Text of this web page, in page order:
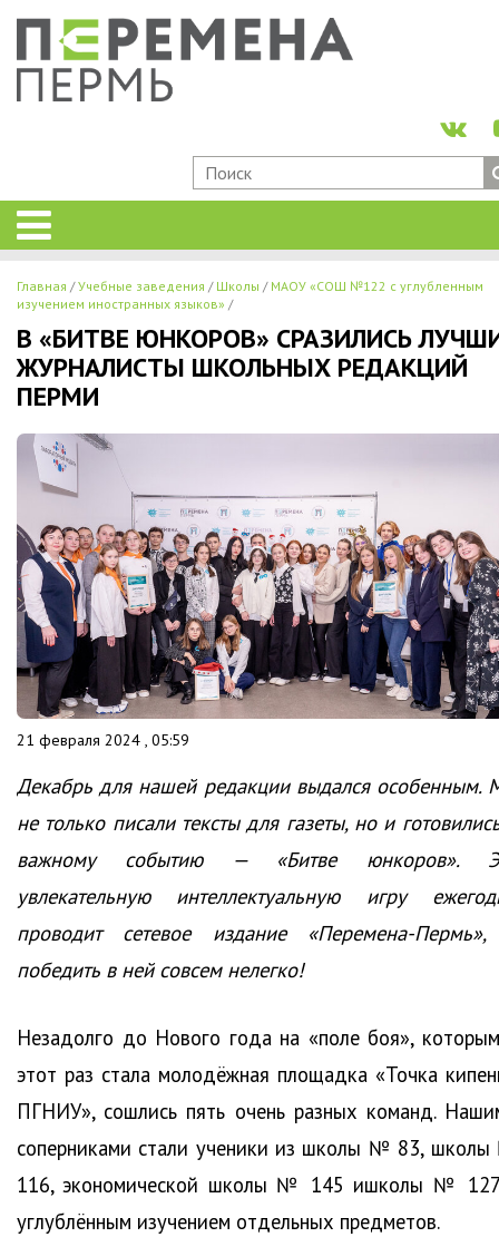
Главная Учебные заведения Школы
МАОУ «СОШ №122 с углубленным
изучением иностранных языков»
В «БИТВЕ ЮНКОРОВ» СРАЗИЛИСЬ
ЖУРНАЛИСТЫ ШКОЛЬНЫХ РЕДАКЦИЙ
ПЕРМИ
21 февраля 2024 , 05:59
Декабрь для нашей редакции выдался особенным.
не только писали тексты для газеты, но и
важному событию — «Битве юнкоров».
увлекательную интеллектуальную игру
проводит сетевое издание «Перемена-
победить в ней совсем нелегко!
Незадолго до Нового года на «поле боя»,
этот раз стала молодёжная площадка «Точка
ПГНИУ», сошлись пять очень разных команд.
соперниками стали ученики из школы № 83,
116, экономической школы № 145 ишколы №
углублённым изучением отдельных предметов.